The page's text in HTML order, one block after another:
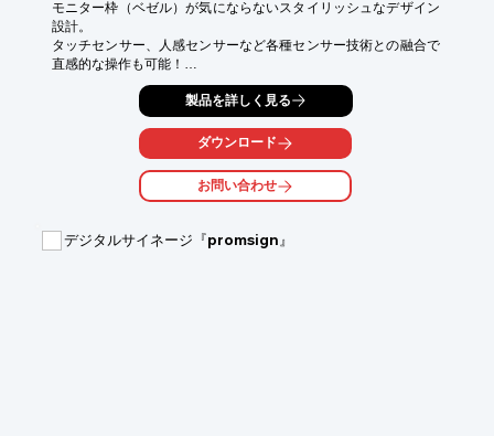
モニター枠（ベゼル）が気にならないスタイリッシュなデザイン
設計。
タッチセンサー、人感センサーなど各種センサー技術との融合で
直感的な操作も可能！
ファーストセッションとしての施設玄関にラグジュアリーな体験
■非接触センサー/タッチセンサーのどちらかを内蔵
【オプション・カスタム機能】
■各種センサー機能付与
■スピーカー・マイク内蔵
製品を詳しく見る
ダウンロード
お問い合わせ
デジタルサイネージ『promsign』